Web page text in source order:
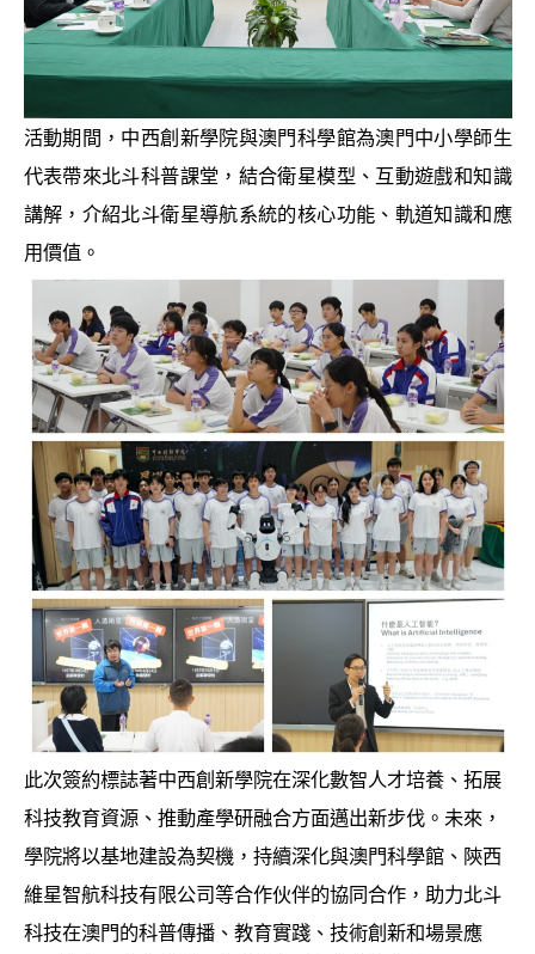
活動期間，中西創新學院與澳門科學館為澳門中小學師生
代表帶來北斗科普課堂，結合衛星模型、互動遊戲和知識
講解，介紹北斗衛星導航系統的核心功能、軌道知識和應
用價值。
此次簽約標誌著中西創新學院在深化數智人才培養、拓展
科技教育資源、推動產學研融合方面邁出新步伐。未來，
學院將以基地建設為契機，持續深化與澳門科學館、陝西
維星智航科技有限公司等合作伙伴的協同合作，助力北斗
科技在澳門的科普傳播、教育實踐、技術創新和場景應